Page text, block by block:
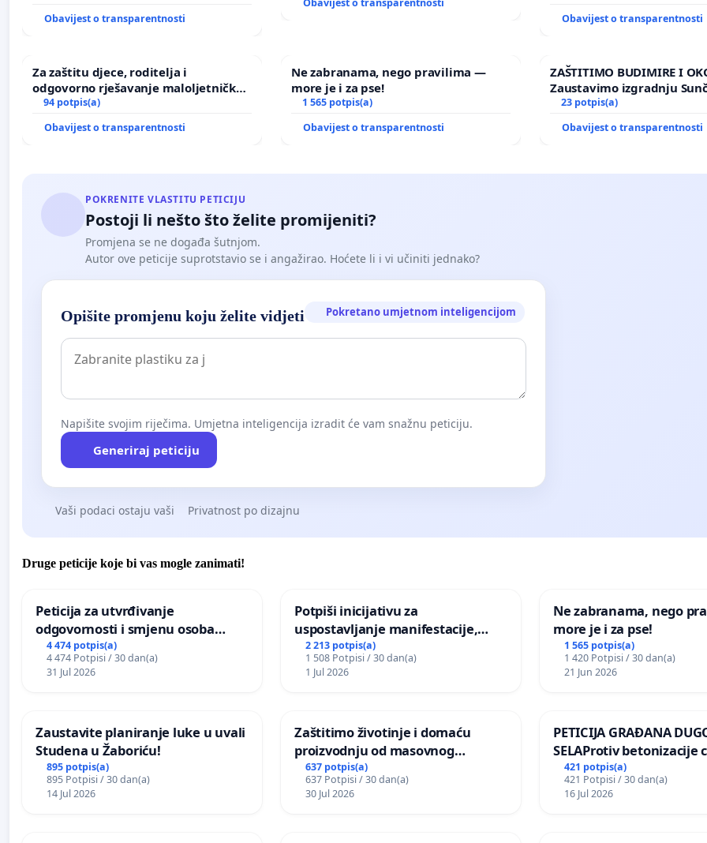
Obavijest o transparentnosti
Obavijest o transparentnosti
Za zaštitu djece, roditelja i
odgovorno rješavanje maloljetničkog
nasilja
94 potpis(a)
Obavijest o transparentnosti
Ne zabranama, nego pravilima —
more je i za pse!
1 565 potpis(a)
Obavijest o transparentnosti
ZAŠTITIMO BUDIMIRE I
Zaustavimo izgradnju
elektrane Vedrine na
23 potpis(a)
Obavijest o transparentnosti
POKRENITE VLASTITU PETICIJU
Postoji li nešto što želite promijeniti?
Promjena se ne događa šutnjom.
Autor ove peticije suprotstavio se i angažirao. Hoćete li i vi učiniti jednako?
Opišite promjenu koju želite vidjeti Pokretano umjetnom inteligencijom
Napišite svojim riječima. Umjetna inteligencija izradit će vam snažnu peticiju.
Generiraj peticiju
Vaši podaci ostaju vaši Privatnost po dizajnu
Druge peticije koje bi vas mogle zanimati!
Peticija za utvrđivanje
odgovornosti i smjenu osoba
odgovornih za incident u
Zoološkom vrtu Grada Zagreba
4 474 potpis(a)
4 474 Potpisi / 30 dan(a)
31 Jul 2026
Potpiši inicijativu za
uspostavljanje manifestacije,
godišnje nagrade ili drugog
javnog događaja „Edin Avdić“ u
Sarajevu
2 213 potpis(a)
1 508 Potpisi / 30 dan(a)
1 Jul 2026
Ne zabranama, nego
more je i za pse!
1 565 potpis(a)
1 420 Potpisi / 30 dan(a)
21 Jun 2026
Zaustavite planiranje luke u uvali
Studena u Žaboriću!
895 potpis(a)
895 Potpisi / 30 dan(a)
14 Jul 2026
Zaštitimo životinje i domaću
proizvodnju od masovnog
uništavanja zbog afričke svinjske
kuge
637 potpis(a)
637 Potpisi / 30 dan(a)
30 Jul 2026
PETICIJA GRAĐANA
SELAProtiv betonizacije
grada i za očuvanje
zelenih površina i
pri donošenju izmjena
421 potpis(a)
421 Potpisi / 30 dan(a)
16 Jul 2026